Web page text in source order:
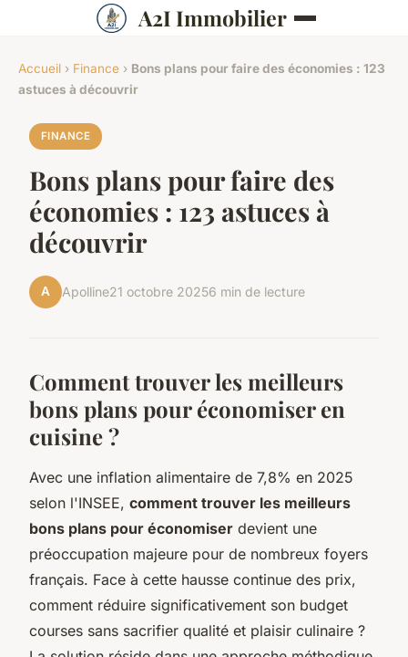
A2I Immobilier
Accueil › Finance › Bons plans pour faire des économies : 123
astuces à découvrir
FINANCE
Bons plans pour faire des
économies : 123 astuces à
découvrir
A Apolline21 octobre 20256 min de lecture
Comment trouver les meilleurs
bons plans pour économiser en
cuisine ?
Avec une inflation alimentaire de 7,8% en 2025
selon l'INSEE, comment trouver les meilleurs
bons plans pour économiser devient une
préoccupation majeure pour de nombreux foyers
français. Face à cette hausse continue des prix,
comment réduire significativement son budget
courses sans sacrifier qualité et plaisir culinaire ?